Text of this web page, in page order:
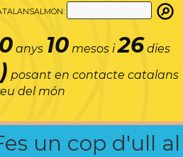
anys 10 mesos i26 dies
posant en contacte catalans
del món
un cop d'ull al